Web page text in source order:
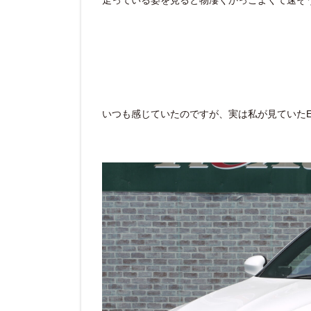
いつも感じていたのですが、実は私が見ていた